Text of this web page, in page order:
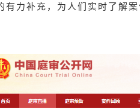
有力补充，为人们实时了解